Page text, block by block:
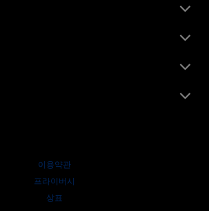
이용약관
프라이버시
상표